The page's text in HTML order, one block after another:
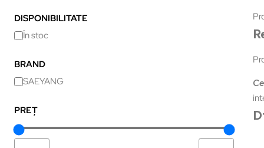
DISPONIBILITATE
În stoc
BRAND
SAEYANG
PREȚ